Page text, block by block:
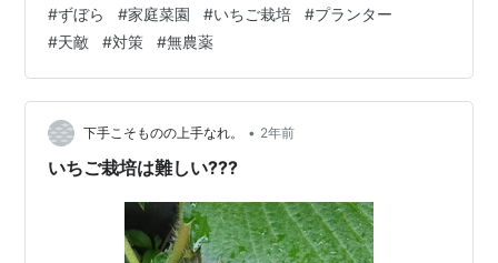
が、ハウスじゃない露地栽培だと4月から６月が旬です。
#ずぼら #家庭菜園 #いちご栽培 #プランター
#天敵 #対策 #無農薬
下手こそものの上手なれ。 • 2年前
いちご栽培は難しい???